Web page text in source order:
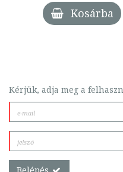
Kosárba
Kérjük, adja meg a